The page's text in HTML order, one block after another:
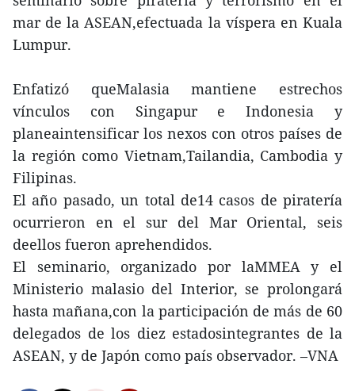
mar de la ASEAN,efectuada la víspera en Kuala
Lumpur.
Enfatizó queMalasia mantiene estrechos
vínculos con Singapur e Indonesia y
planeaintensificar los nexos con otros países de
la región como Vietnam,Tailandia, Cambodia y
Filipinas.
El año pasado, un total de14 casos de piratería
ocurrieron en el sur del Mar Oriental, seis
deellos fueron aprehendidos.
El seminario, organizado por laMMEA y el
Ministerio malasio del Interior, se prolongará
hasta mañana,con la participación de más de 60
delegados de los diez estadosintegrantes de la
ASEAN, y de Japón como país observador. –VNA